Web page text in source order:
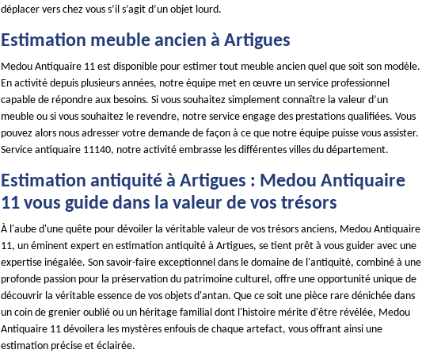
déplacer vers chez vous s’il s’agit d’un objet lourd.
Estimation meuble ancien à Artigues
Medou Antiquaire 11 est disponible pour estimer tout meuble ancien quel que soit son modèle.
En activité depuis plusieurs années, notre équipe met en œuvre un service professionnel
capable de répondre aux besoins. Si vous souhaitez simplement connaître la valeur d’un
meuble ou si vous souhaitez le revendre, notre service engage des prestations qualifiées. Vous
pouvez alors nous adresser votre demande de façon à ce que notre équipe puisse vous assister.
Service antiquaire 11140, notre activité embrasse les différentes villes du département.
Estimation antiquité à Artigues : Medou Antiquaire
11 vous guide dans la valeur de vos trésors
À l'aube d'une quête pour dévoiler la véritable valeur de vos trésors anciens, Medou Antiquaire
11, un éminent expert en estimation antiquité à Artigues, se tient prêt à vous guider avec une
expertise inégalée. Son savoir-faire exceptionnel dans le domaine de l'antiquité, combiné à une
profonde passion pour la préservation du patrimoine culturel, offre une opportunité unique de
découvrir la véritable essence de vos objets d'antan. Que ce soit une pièce rare dénichée dans
un coin de grenier oublié ou un héritage familial dont l'histoire mérite d'être révélée, Medou
Antiquaire 11 dévoilera les mystères enfouis de chaque artefact, vous offrant ainsi une
estimation précise et éclairée.